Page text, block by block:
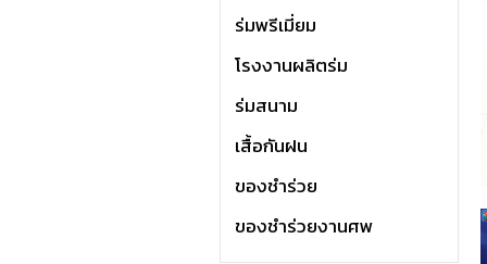
ร่มพรีเมี่ยม
โรงงานผลิตร่ม
ร่มสนาม
เสื้อกันฝน
ของชำร่วย
ของชำร่วยงานศพ